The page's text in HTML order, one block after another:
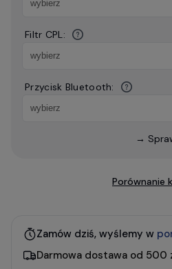
Filtr CPL:
Przycisk Bluetooth:
→
Porównanie
Zamów dziś, wyślemy w
Darmowa dostawa od 500